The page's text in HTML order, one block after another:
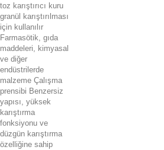
toz karıştırıcı kuru
granül karıştırılması
için kullanılır
Farmasötik, gıda
maddeleri, kimyasal
ve diğer
endüstrilerde
malzeme Çalışma
prensibi Benzersiz
yapısı, yüksek
karıştırma
fonksiyonu ve
düzgün karıştırma
özelliğine sahip